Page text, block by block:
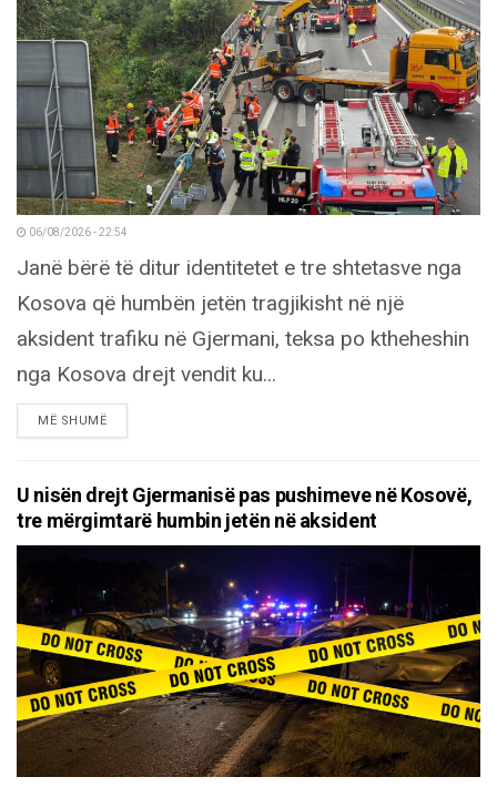
06/08/2026 - 22:54
Janë bërë të ditur identitetet e tre shtetasve nga
Kosova që humbën jetën tragjikisht në një
aksident trafiku në Gjermani, teksa po ktheheshin
nga Kosova drejt vendit ku...
MË SHUMËDETAILS
U nisën drejt Gjermanisë pas pushimeve në Kosovë,
tre mërgimtarë humbin jetën në aksident